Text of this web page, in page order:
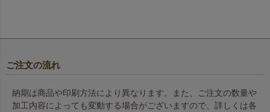
ご注文の流れ
納期は商品や印刷方法により異なります。また、ご注文の数量や
加工内容によっても変動する場合がございますので、詳しくは各